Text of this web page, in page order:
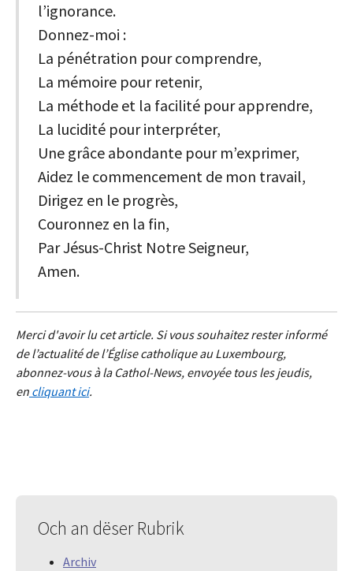
l’ignorance.
Donnez-moi :
La pénétration pour comprendre,
La mémoire pour retenir,
La méthode et la facilité pour apprendre,
La lucidité pour interpréter,
Une grâce abondante pour m’exprimer,
Aidez le commencement de mon travail,
Dirigez en le progrès,
Couronnez en la fin,
Par Jésus-Christ Notre Seigneur,
Amen.
Merci d'avoir lu cet article. Si vous souhaitez rester informé
de l’actualité de l’Église catholique au Luxembourg,
abonnez-vous à la Cathol-News, envoyée tous les jeudis,
en cliquant ici.
Och an dëser Rubrik
Archiv